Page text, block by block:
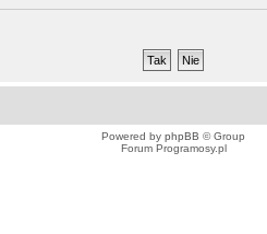
Powered by phpBB © Group
Forum Programosy.pl